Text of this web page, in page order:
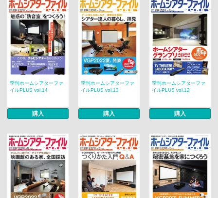
季刊ホームシアターファ
イルPLUS vol.14
購入
季刊ホームシアターファ
イルPLUS vol.13
購入
季刊ホームシアターファ
イルPLUS vol.12
購入